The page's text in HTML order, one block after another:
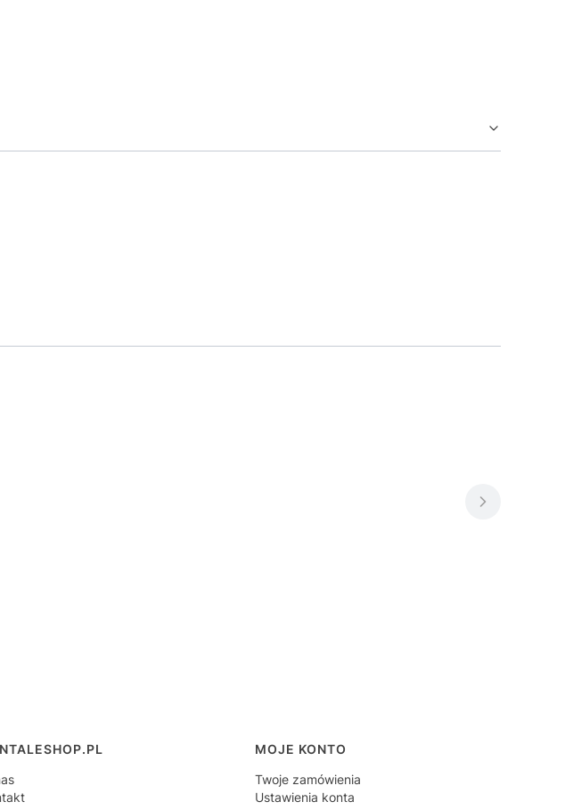
MOJE KONTO
Twoje zamówienia
Ustawienia konta